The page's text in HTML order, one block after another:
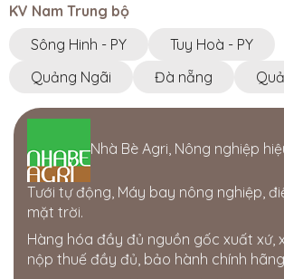
KV Nam Trung bộ
Sông Hinh - PY
Tuy Hoà - PY
Quảng Ngãi
Đà nẵng
Nhà Bè Agri, Nông nghiệp
Tưới tự động, Máy bay nông nghiệp,
mặt trời.
Hàng hóa đầy đủ nguồn gốc xuất xứ,
nộp thuế đầy đủ, bảo hành chính